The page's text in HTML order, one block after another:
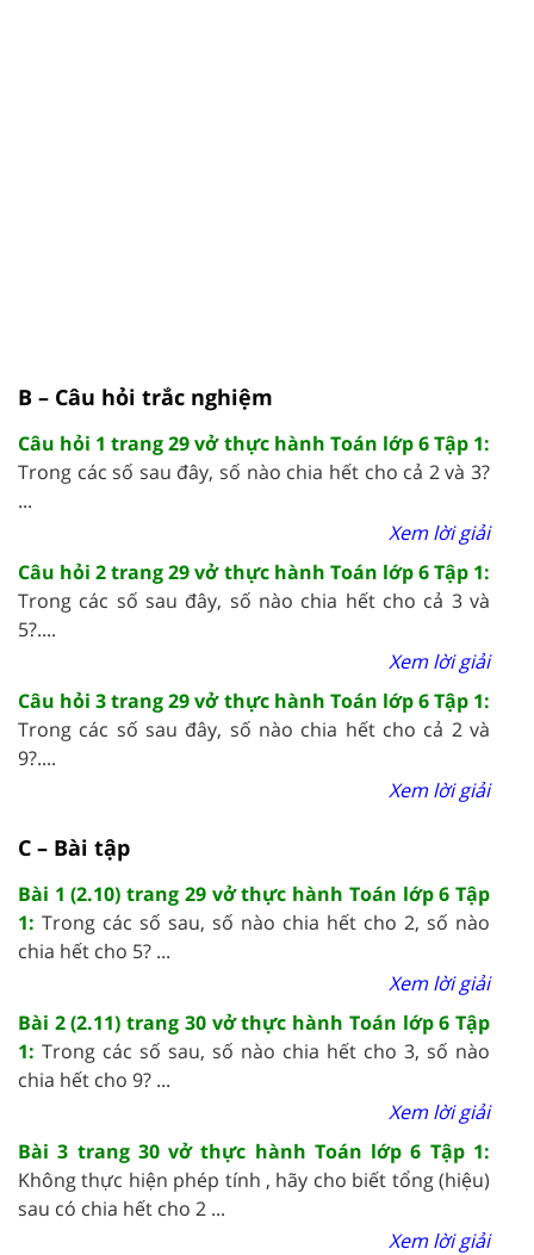
B – Câu hỏi trắc nghiệm
Câu hỏi 1 trang 29 vở thực hành Toán lớp 6 Tập 1:
Trong các số sau đây, số nào chia hết cho cả 2 và 3?
...
Xem lời giải
Câu hỏi 2 trang 29 vở thực hành Toán lớp 6 Tập 1:
Trong các số sau đây, số nào chia hết cho cả 3 và
5?....
Xem lời giải
Câu hỏi 3 trang 29 vở thực hành Toán lớp 6 Tập 1:
Trong các số sau đây, số nào chia hết cho cả 2 và
9?....
Xem lời giải
C – Bài tập
Bài 1 (2.10) trang 29 vở thực hành Toán lớp 6 Tập
1: Trong các số sau, số nào chia hết cho 2, số nào
chia hết cho 5? ...
Xem lời giải
Bài 2 (2.11) trang 30 vở thực hành Toán lớp 6 Tập
1: Trong các số sau, số nào chia hết cho 3, số nào
chia hết cho 9? ...
Xem lời giải
Bài 3 trang 30 vở thực hành Toán lớp 6 Tập 1:
Không thực hiện phép tính , hãy cho biết tổng (hiệu)
sau có chia hết cho 2 ...
Xem lời giải